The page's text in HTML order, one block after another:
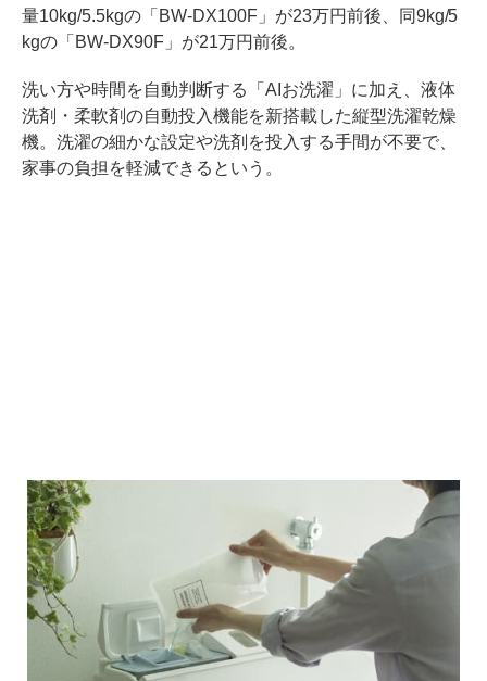
量10kg/5.5kgの「BW-DX100F」が23万円前後、同9kg/5
kgの「BW-DX90F」が21万円前後。
洗い方や時間を自動判断する「AIお洗濯」に加え、液体
洗剤・柔軟剤の自動投入機能を新搭載した縦型洗濯乾燥
機。洗濯の細かな設定や洗剤を投入する手間が不要で、
家事の負担を軽減できるという。